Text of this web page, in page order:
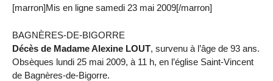
[marron]Mis en ligne samedi 23 mai 2009[/marron]
BAGNÈRES-DE-BIGORRE
Décès de Madame Alexine LOUT, survenu à l’âge de 93 ans.
Obsèques lundi 25 mai 2009, à 11 h, en l’église Saint-Vincent
de Bagnères-de-Bigorre.